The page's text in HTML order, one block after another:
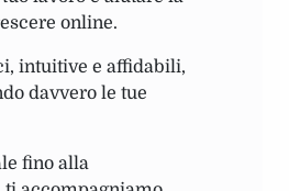
online.
intuitive e affidabili,
davvero le tue
fino alla